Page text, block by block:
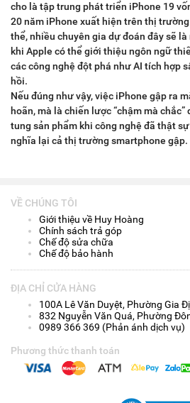
cho là tập trung phát triển iPhone 19
20 năm iPhone xuất hiện trên thị
thể, nhiều chuyên gia dự đoán đây sẽ
khi Apple có thể giới thiệu ngôn ngữ
các công nghệ đột phá như AI tích hợp
hồi.
Nếu đúng như vậy, việc iPhone gập ra
hoãn, mà là chiến lược “chậm mà
tung sản phẩm khi công nghệ đã thật
nghĩa lại cả thị trường smartphone gập.
VỀ CHÚNG TÔI
Giới thiệu về Huy Hoàng
Chính sách trả góp
Chế độ sửa chữa
Chế độ bảo hành
ĐỊA CHỈ CỬA HÀNG
100A Lê Văn Duyệt, Phường Gia
832 Nguyễn Văn Quá, Phường
0989 366 369 (Phản ánh dịch vụ)
Phương thức thanh toán